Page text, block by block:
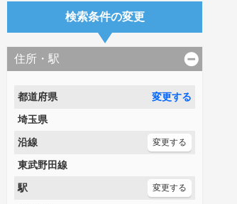
検索条件の変更
住所・駅
都道府県
変更する
埼玉県
沿線
変更する
東武野田線
駅
変更する